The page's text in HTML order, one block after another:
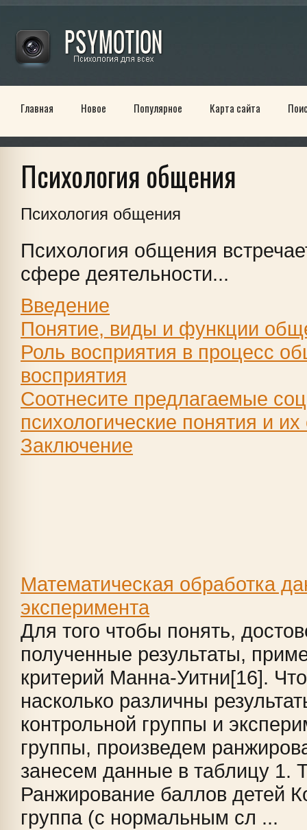
Главная Новое Популярное Карта сайта
Психология общения
Психология общения
Психология общения
сфере деятельности...
Введение
Понятие, виды и функции
Роль восприятия в процесс
восприятия
Соотнесите предлагаемые
психологические понятия и
Заключение
Математическая обработка
эксперимента
Для того чтобы понять,
полученные результаты,
критерий Манна-Уитни[16].
насколько различны
контрольной группы и
группы, произведем
занесем данные в таблицу 1.
Ранжирование баллов детей
группа (с нормальным сл ...